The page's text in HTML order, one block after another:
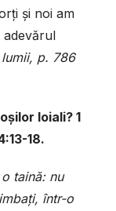
și noi am
adevărul
p. 786
loiali? 1
18.
taină: nu
într-o